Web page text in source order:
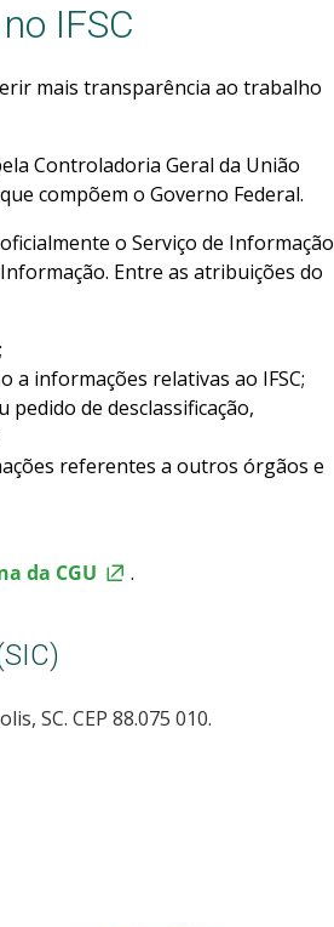
IFSC
mais transparência ao trabalho
Controladoria Geral da União
compõem o Governo Federal.
o Serviço de Informação
Entre as atribuições do
a informações relativas ao IFSC;
de desclassificação,
referentes a outros órgãos e
da CGU .
SC. CEP 88.075 010.